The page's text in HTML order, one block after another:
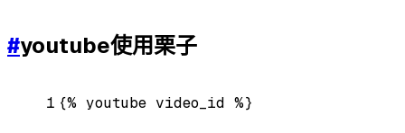
#youtube使用栗子
1 {% youtube video_id %}